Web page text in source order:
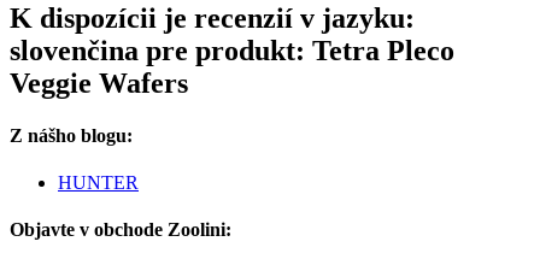
K dispozícii je recenzií v jazyku:
slovenčina pre produkt: Tetra Pleco
Veggie Wafers
Z nášho blogu:
HUNTER
Objavte v obchode Zoolini: